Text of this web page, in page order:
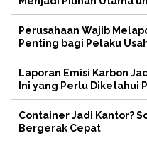
Perusahaan Wajib
Penting bagi Pelaku
Laporan Emisi Karbon
Ini yang Perlu Diketahui
Container Jadi Kantor?
Bergerak Cepat